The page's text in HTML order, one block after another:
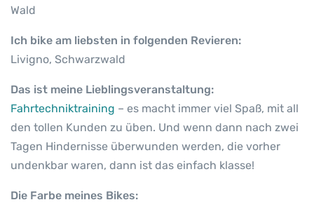
Wald
Ich bike am liebsten in folgenden Revieren:
Livigno, Schwarzwald
Das ist meine Lieblingsveranstaltung:
Fahrtechniktraining – es macht immer viel Spaß, mit all
den tollen Kunden zu üben. Und wenn dann nach zwei
Tagen Hindernisse überwunden werden, die vorher
undenkbar waren, dann ist das einfach klasse!
Die Farbe meines Bikes: